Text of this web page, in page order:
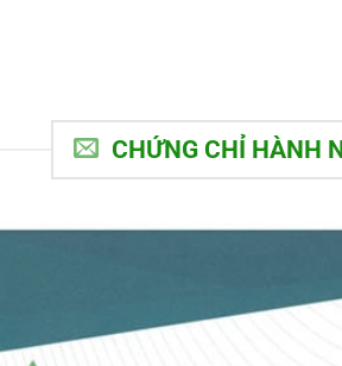
CHỨNG CHỈ HÀNH